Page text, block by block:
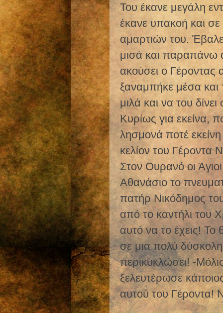
Του έκανε μεγάλη
έκανε υπακοή και σε
αμαρτιών του.
μισά και παραπάνω
ακούσει ο Γέροντας
ξαναμπήκε μέσα και
μιλά και να του
Κυρίως για εκείνα,
λησμονά ποτέ
κελίον του Γέροντα
Στον Ουρανό οι
Αθανάσιο το
πατήρ Νικόδημος
από το καντήλι του
αυτό να το έχεις!
σε μια πολύ
περικυκλώσει! -
ξελευτέρωσε
αυτού του Γέροντα!